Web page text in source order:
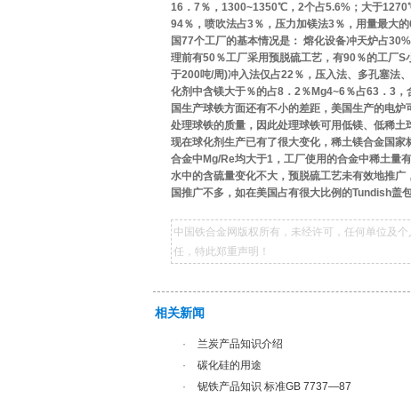
16．7％，1300~1350℃，2个占5.6%；大于
94％，喷吹法占3％，压力加镁法3％，用量最大
国77个工厂的基本情况是： 熔化设备冲天炉占
理前有50％工厂采用预脱硫工艺，有90％的工厂
于200吨/周)冲入法仅占22％，压入法、多孔塞法
化剂中含镁大于％的占8．2％Mg4~6％占63．3
国生产球铁方面还有不小的差距，美国生产的电
处理球铁的质量，因此处理球铁可用低镁、低稀
现在球化剂生产已有了很大变化，稀土镁合金国
合金中Mg/Re均大于1，工厂使用的合金中稀土量
水中的含硫量变化不大，预脱硫工艺未有效地推
国推广不多，如在美国占有很大比例的Tundish盖
中国铁合金网版权所有，未经许可，任何单位及
任，特此郑重声明！
相关新闻
· 兰炭产品知识介绍
·
碳化硅的用途
·
铌铁产品知识 标准GB 7737—87